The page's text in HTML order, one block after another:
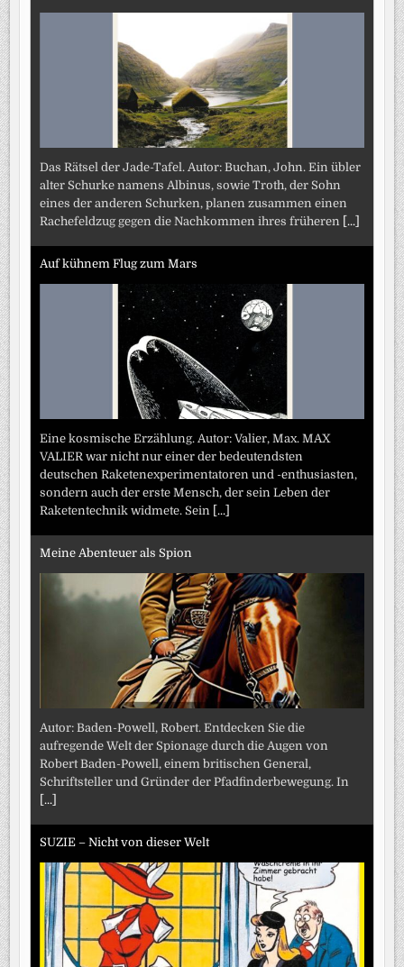
Das Rätsel der Jade-Tafel. Autor: Buchan, John. Ein übler
alter Schurke namens Albinus, sowie Troth, der Sohn
eines der anderen Schurken, planen zusammen einen
Rachefeldzug gegen die Nachkommen ihres früheren [...]
Auf kühnem Flug zum Mars
Eine kosmische Erzählung. Autor: Valier, Max. MAX
VALIER war nicht nur einer der bedeutendsten
deutschen Raketenexperimentatoren und -enthusiasten,
sondern auch der erste Mensch, der sein Leben der
Raketentechnik widmete. Sein [...]
Meine Abenteuer als Spion
Autor: Baden-Powell, Robert. Entdecken Sie die
aufregende Welt der Spionage durch die Augen von
Robert Baden-Powell, einem britischen General,
Schriftsteller und Gründer der Pfadfinderbewegung. In
[...]
SUZIE – Nicht von dieser Welt